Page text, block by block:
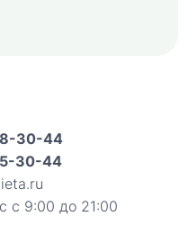
30-44
30-44
с 9:00 до 21:00